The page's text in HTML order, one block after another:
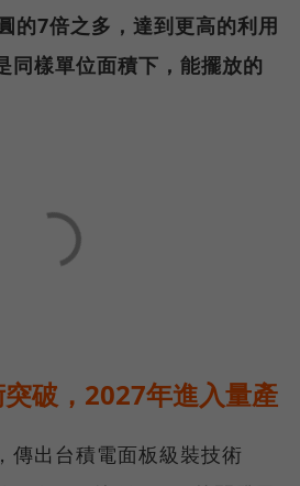
的7倍之多，達到更高的利用
同樣單位面積下，能擺放的
破，2027年進入量產
傳出台積電面板級裝技術